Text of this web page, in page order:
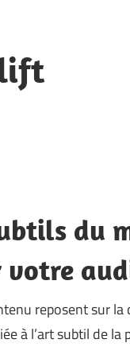
du
reposent sur
à l’art subtil de